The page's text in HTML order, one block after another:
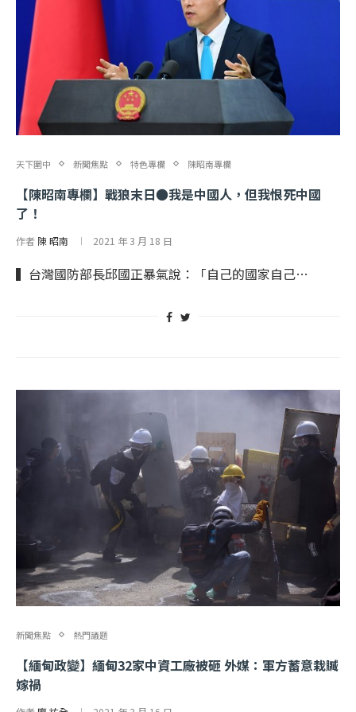
天下圍中 新聞焦點 特色專欄 陳昭南專欄
【陳昭南專欄】戰狼末日●我是中國人，但我恨死中國
了！
作者 陳 昭南 2021 年 3 月 18 日
▍台灣國防部長邱國正暴氣說：「自己的國家自己…
新聞焦點 熱門議題
【緬甸政變】緬甸32家中資工廠被砸 外媒：軍方蓄意栽贓
嫁禍